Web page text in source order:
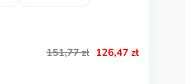
151,77zł 126,47 zł